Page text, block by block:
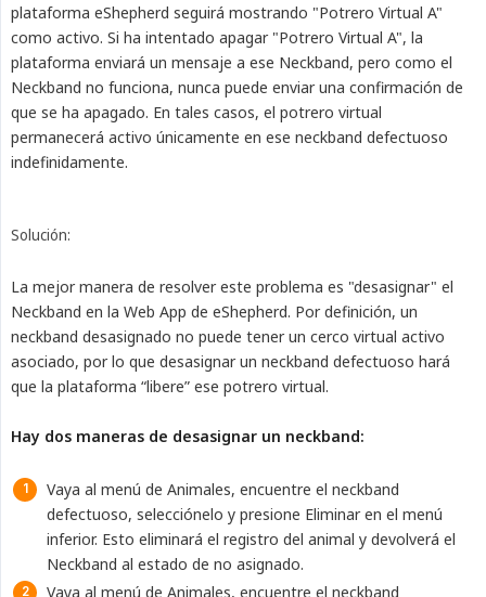
plataforma eShepherd seguirá mostrando "Potrero Virtual A"
como activo. Si ha intentado apagar "Potrero Virtual A", la
plataforma enviará un mensaje a ese Neckband, pero como el
Neckband no funciona, nunca puede enviar una confirmación de
que se ha apagado. En tales casos, el potrero virtual
permanecerá activo únicamente en ese neckband defectuoso
indefinidamente.
Solución:
La mejor manera de resolver este problema es "desasignar" el
Neckband en la Web App de eShepherd. Por definición, un
neckband desasignado no puede tener un cerco virtual activo
asociado, por lo que desasignar un neckband defectuoso hará
que la plataforma “libere” ese potrero virtual.
Hay dos maneras de desasignar un neckband:
Vaya al menú de Animales, encuentre el neckband
defectuoso, selecciónelo y presione Eliminar en el menú
inferior. Esto eliminará el registro del animal y devolverá el
Neckband al estado de no asignado.
Vaya al menú de Animales, encuentre el neckband